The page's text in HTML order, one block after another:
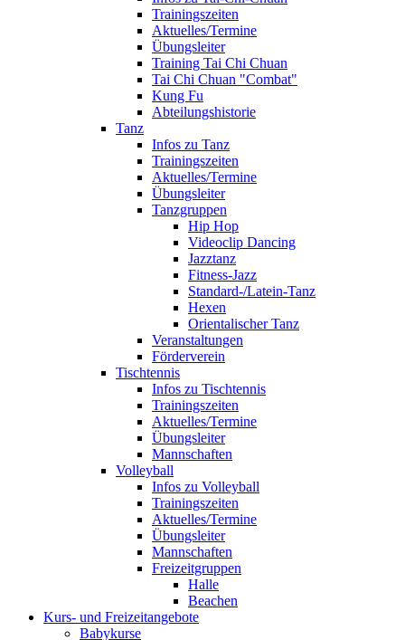
Trainingszeiten
Aktuelles/Termine
Übungsleiter
Training Tai Chi Chuan
Tai Chi Chuan "Combat"
Kung Fu
Abteilungshistorie
Tanz
Infos zu Tanz
Trainingszeiten
Aktuelles/Termine
Übungsleiter
Tanzgruppen
Hip Hop
Videoclip Dancing
Jazztanz
Fitness-Jazz
Standard-/Latein-Tanz
Hexen
Orientalischer Tanz
Veranstaltungen
Förderverein
Tischtennis
Infos zu Tischtennis
Trainingszeiten
Aktuelles/Termine
Übungsleiter
Mannschaften
Volleyball
Infos zu Volleyball
Trainingszeiten
Aktuelles/Termine
Übungsleiter
Mannschaften
Freizeitgruppen
Halle
Beachen
Kurs- und Freizeitangebote
Babykurse